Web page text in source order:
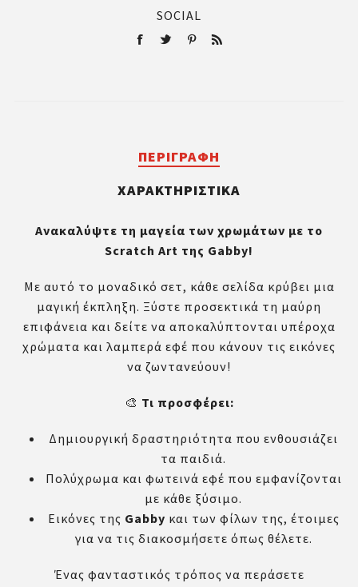
SOCIAL
ΠΕΡΙΓΡΑΦΉ
ΧΑΡΑΚΤΗΡΙΣΤΙΚΆ
Ανακαλύψτε τη μαγεία των χρωμάτων με το
Scratch Art της Gabby!
Με αυτό το μοναδικό σετ, κάθε σελίδα κρύβει μια
μαγική έκπληξη. Ξύστε προσεκτικά τη μαύρη
επιφάνεια και δείτε να αποκαλύπτονται υπέροχα
χρώματα και λαμπερά εφέ που κάνουν τις εικόνες
να ζωντανεύουν!
🎨 Τι προσφέρει:
Δημιουργική δραστηριότητα που ενθουσιάζει
τα παιδιά.
Πολύχρωμα και φωτεινά εφέ που εμφανίζονται
με κάθε ξύσιμο.
Εικόνες της Gabby και των φίλων της, έτοιμες
για να τις διακοσμήσετε όπως θέλετε.
Ένας φανταστικός τρόπος να περάσετε